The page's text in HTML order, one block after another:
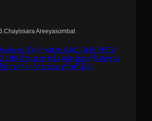
Chayissara Areeyasombat
เปิดจำหน่าย GAC GN8 PHEV
ล้านบาท พร้อมแคมเปญพิเศษช่วง
การหลังการขายระดับพรีเมียม